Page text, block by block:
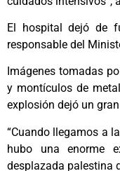
El hospital dejó de
responsable del
Imágenes tomadas
y montículos de
explosión dejó un
“Cuando llegamos a
hubo una enorme
desplazada palestina